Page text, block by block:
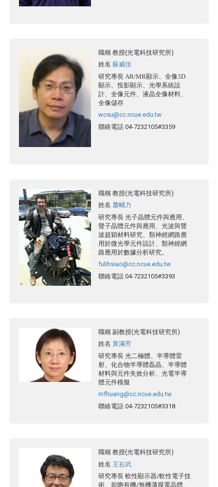
職稱 教授(光電科技研究所)
姓名 蘇威佳
研究專長 AR/MR顯示、全像3D
顯示、投影顯示、光學系統設
計、全像元件、液晶全像材料、
全像儲存
wcsu@cc.ncue.edu.tw
聯絡電話 04-7232105#3359
職稱 教授(光電科技研究所)
姓名 蕭輔力
研究專長 光子晶體元件與應用、
聲子晶體元件與應用、光波與聲
波超穎材料研究、類神經網路應
用於微光學元件設計、類神經網
路應用於數據分析研究。
fulihsiao@cc.ncue.edu.tw
聯絡電話 04-7232105#3393
職稱 副教授(光電科技研究所)
姓名 黃滿芳
研究專長 光二極體、半導體雷
射、化合物半導體磊晶、半導體
材料與元件失效分析、光電半導
體元件模擬
mfhuang@cc.ncue.edu.tw
聯絡電話 04-7232105#3318
職稱 教授(光電科技研究所)
姓名 王右武
研究專長 軟性顯示器/軟性電子技
術、前瞻有機/無機薄膜電晶體、